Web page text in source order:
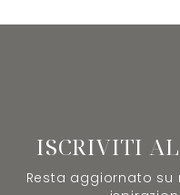
ISCRIVITI
Resta aggiornato su